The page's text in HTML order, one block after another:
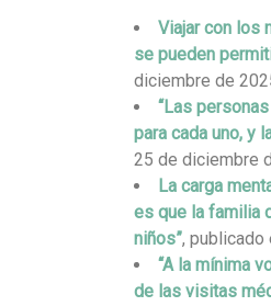
Viajar con los
se pueden
diciembre de
“Las
para cada uno, y
25 de diciembre
La carga
es que la familia
niños”, publicado
“A la mínima
de las visitas